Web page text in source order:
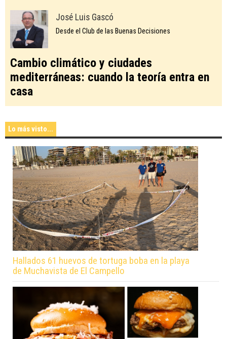
José Luis Gascó
Desde el Club de las Buenas Decisiones
Cambio climático y ciudades
mediterráneas: cuando la teoría entra en
casa
Lo más visto...
Hallados 61 huevos de tortuga boba en la playa
de Muchavista de El Campello